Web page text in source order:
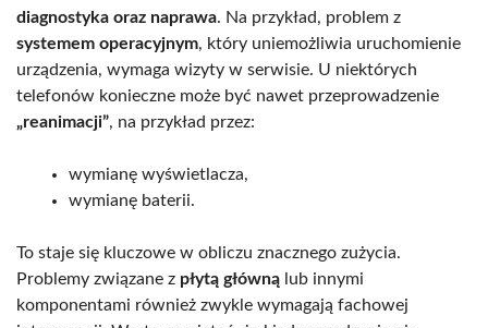
diagnostyka oraz naprawa. Na przykład, problem z
systemem operacyjnym, który uniemożliwia uruchomienie
urządzenia, wymaga wizyty w serwisie. U niektórych
telefonów konieczne może być nawet przeprowadzenie
„reanimacji”, na przykład przez:
wymianę wyświetlacza,
wymianę baterii.
To staje się kluczowe w obliczu znacznego zużycia.
Problemy związane z płytą główną lub innymi
komponentami również zwykle wymagają fachowej